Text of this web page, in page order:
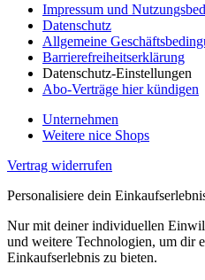
Impressum und
Datenschutz
Allgemeine
Barrierefreiheitserklärung
Datenschutz-Einstellungen
Abo-Verträge hier kündigen
Unternehmen
Weitere nice Shops
Vertrag widerrufen
Personalisiere dein
Nur mit deiner individuellen
und weitere Technologien, um dir
Einkaufserlebnis zu bieten.